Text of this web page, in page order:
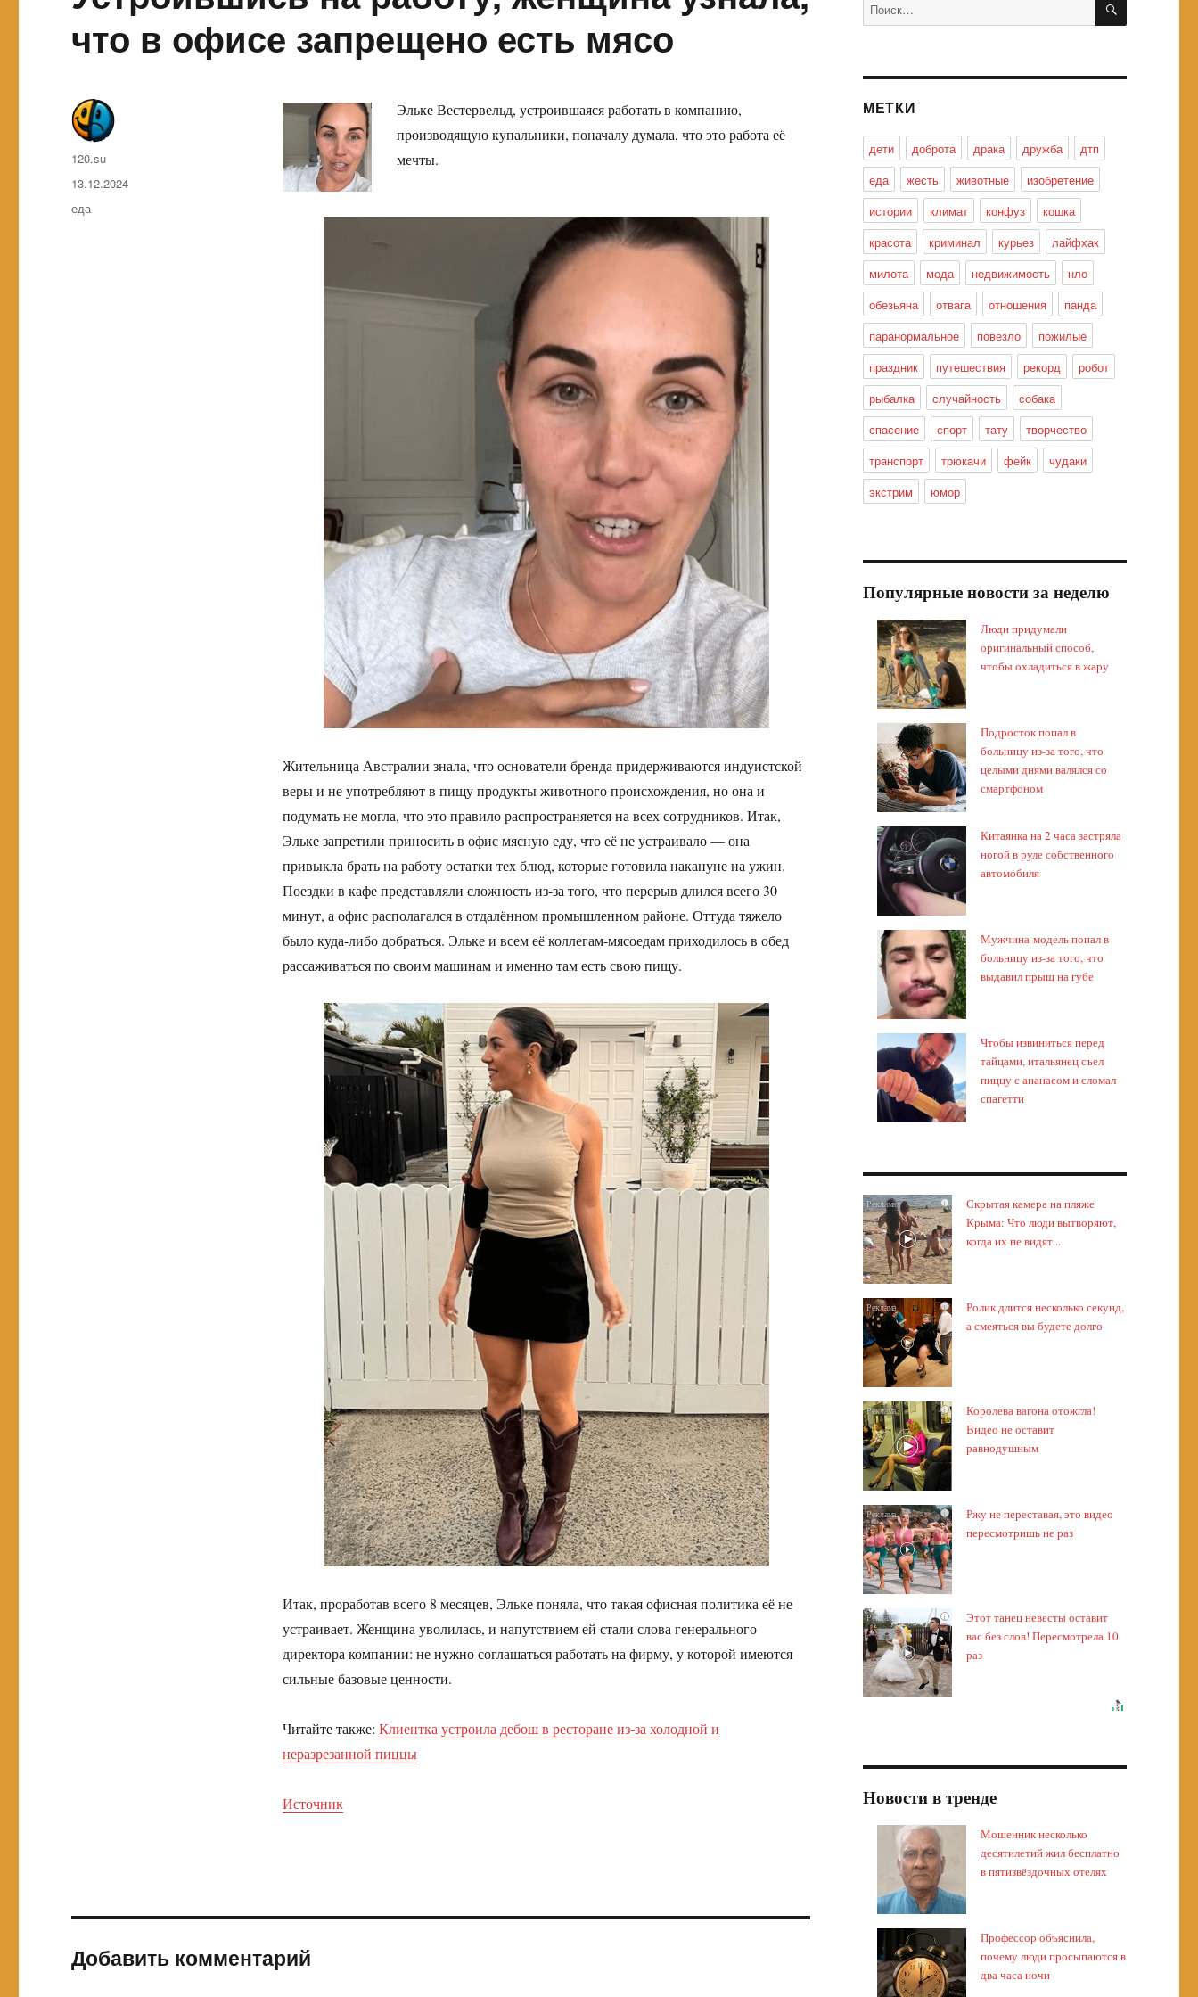
что в офисе запрещено есть мясо
Эльке Вестервельд, устроившаяся работать в компанию,
производящую купальники, поначалу думала, что это работа её
мечты.
Жительница Австралии знала, что основатели бренда придерживаются индуистской
веры и не употребляют в пищу продукты животного происхождения, но она и
подумать не могла, что это правило распространяется на всех сотрудников. Итак,
Эльке запретили приносить в офис мясную еду, что её не устраивало — она
привыкла брать на работу остатки тех блюд, которые готовила накануне на ужин.
Поездки в кафе представляли сложность из-за того, что перерыв длился всего 30
минут, а офис располагался в отдалённом промышленном районе. Оттуда тяжело
было куда-либо добраться. Эльке и всем её коллегам-мясоедам приходилось в обед
рассаживаться по своим машинам и именно там есть свою пищу.
Итак, проработав всего 8 месяцев, Эльке поняла, что такая офисная политика её не
устраивает. Женщина уволилась, и напутствием ей стали слова генерального
директора компании: не нужно соглашаться работать на фирму, у которой имеются
сильные базовые ценности.
Читайте также: Клиентка устроила дебош в ресторане из-за холодной и
неразрезанной пиццы
Источник
Автор
120.su
Опубликовано
13.12.2024
Метки
еда
Добавить комментарий
МЕТКИ
дети доброта драка дружба
дтп
еда
жесть животные
изобретение
истории
климат конфуз
кошка
красота
криминал курьез
лайфхак
милота
мода недвижимость
нло
обезьяна
отвага отношения
панда
паранормальное
повезло
пожилые
праздник
путешествия рекорд
робот
рыбалка
случайность
собака
спасение
спорт тату
творчество
транспорт
трюкачи фейк
чудаки
экстрим
юмор
Популярные новости за неделю
Люди придумали
оригинальный способ,
чтобы охладиться в жару
Подросток попал в
больницу из-за того, что
целыми днями валялся со
смартфоном
Китаянка на 2 часа застряла
ногой в руле собственного
автомобиля
Мужчина-модель попал в
больницу из-за того, что
выдавил прыщ на губе
Чтобы извиниться перед
тайцами, итальянец съел
пиццу с ананасом и сломал
спагетти
i
Скрытая камера на пляже
Крыма: Что люди вытворяют,
когда их не видят...
i
Ролик длится несколько секунд,
а смеяться вы будете долго
i
Королева вагона отожгла!
Видео не оставит
равнодушным
i
Ржу не переставая, это видео
пересмотришь не раз
i
Этот танец невесты оставит
вас без слов! Пересмотрела 10
раз
Новости в тренде
Мошенник несколько
десятилетий жил бесплатно
в пятизвёздочных отелях
Профессор объяснила,
почему люди просыпаются в
два часа ночи